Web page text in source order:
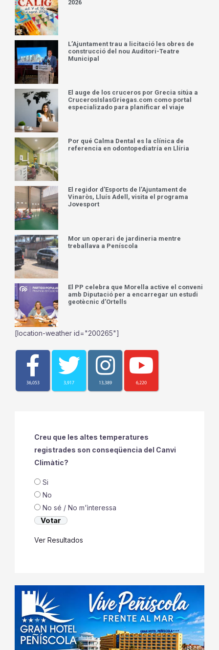
2026
L’Ajuntament trau a licitació les obres de
construcció del nou Auditori-Teatre
Municipal
El auge de los cruceros por Grecia sitúa a
CrucerosIslasGriegas.com como portal
especializado para planificar el viaje
Por qué Calma Dental es la clínica de
referencia en odontopediatría en Llíria
El regidor d’Esports de l’Ajuntament de
Vinaròs, Lluís Adell, visita el programa
Jovesport
Mor un operari de jardineria mentre
treballava a Peníscola
El PP celebra que Morella active el conveni
amb Diputació per a encarregar un estudi
geotècnic d’Ortells
[location-weather id="200265"]
36,053 3,917 13,389 6,220
Creu que les altes temperatures
registrades son conseqüencia del Canvi
Climàtic?
Si
No
No sé / No m'ìnteressa
Ver Resultados